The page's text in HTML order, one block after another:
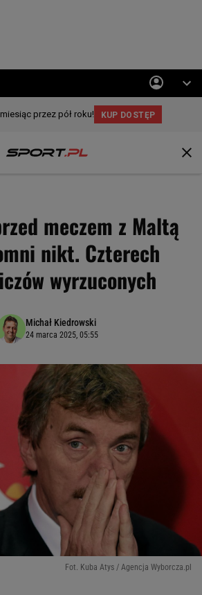
meczem z Maltą
nikt. Czterech
wyrzuconych
Michał Kiedrowski
24 marca 2025, 05:55
Fot. Kuba Atys / Agencja Wyborcza.pl